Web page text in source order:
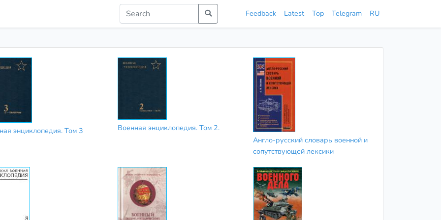
Feedback Latest Top Telegram RU
энциклопедия. Том 3
Военная энциклопедия. Том 2.
Англо-русский словарь военной и
сопутствующей лексики